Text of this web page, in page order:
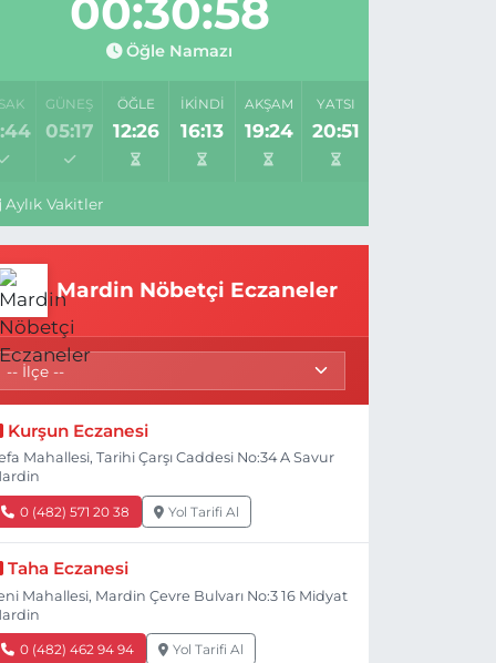
00:30:58
Öğle Namazı
GÜNEŞ
05:17
ÖĞLE
12:26
İKINDI
16:13
AKŞAM
19:24
YATSI
20:51
Aylık Vakitler
Mardin Nöbetçi Eczaneler
Kurşun Eczanesi
Mahallesi, Tarihi Çarşı Caddesi No:34 A Savur
0 (482) 571 20 38 Yol Tarifi Al
Taha Eczanesi
Mahallesi, Mardin Çevre Bulvarı No:3 16 Midyat
0 (482) 462 94 94 Yol Tarifi Al